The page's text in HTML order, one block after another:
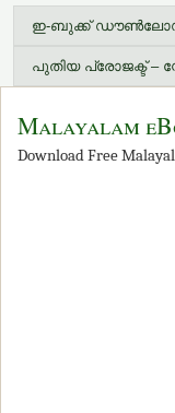
ഇ-ബുക്ക്
പുതിയ പ്രോജക്ട് –
Malayalam
Download Free